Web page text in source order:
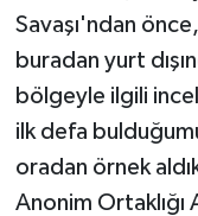
Savaşı'ndan
buradan yurt
bölgeyle ilgili
ilk defa
oradan örnek
Anonim Ortaklığı